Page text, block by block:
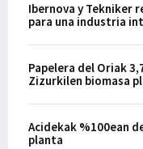
Ibernova y Tekniker
para una industria
Papelera del Oriak
Zizurkilen biomasa
Acidekak %100ean
planta